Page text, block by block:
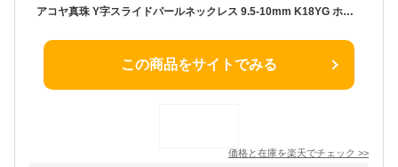
アコヤ真珠 Y字スライドパールネックレス 9.5-10mm K18YG ホワイト ラウンド 約50cm 本真珠 一粒 真珠 大珠 パール フォーマル オケージョン プレゼント 送料無料
この商品をサイトでみる
価格と在庫を楽天でチェック >>